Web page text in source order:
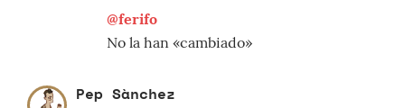
@ferifo
No la han «cambiado»
Pep Sànchez